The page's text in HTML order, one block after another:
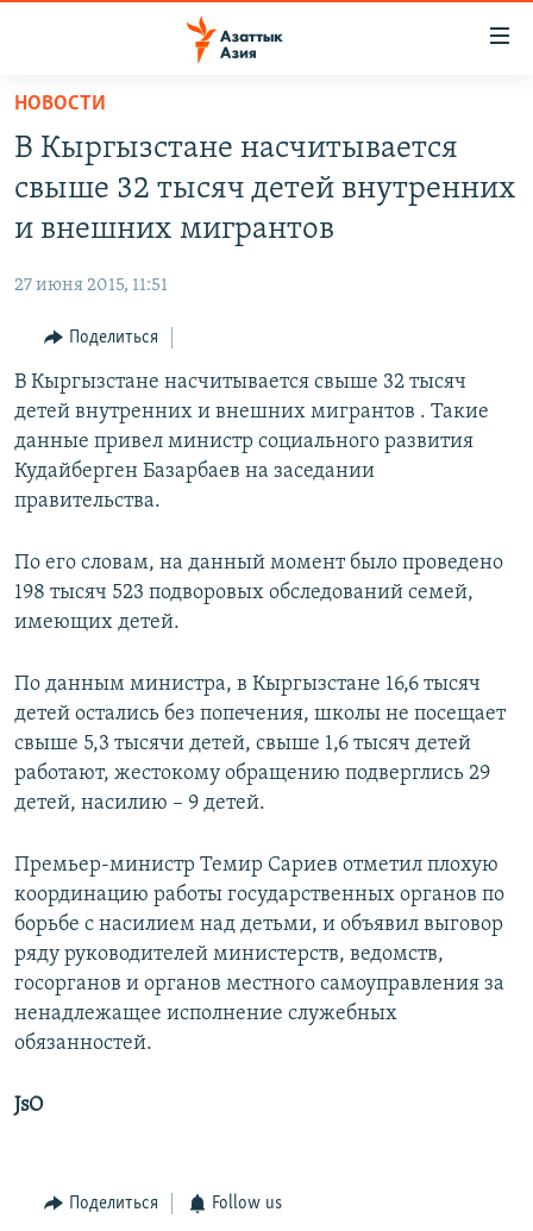
Вернуться
основному
содержанию
главной
Вернутся
поиску
КАЗАХСТАН
ТАДЖИКИСТАН
НОВОСТИ
КЫРГЫЗЧА
ЎЗБЕКЧА
ТОҶИКӢ
TÜRKMENÇE
Все сайты РСЕ/РС
НОВОСТИ
В Кыргызстане насчитывается
свыше 32 тысяч детей внутренних
и внешних мигрантов
27 июня 2015, 11:51
Поделиться
В Кыргызстане насчитывается свыше 32 тысяч
детей внутренних и внешних мигрантов . Такие
данные привел министр социального развития
Кудайберген Базарбаев на заседании
правительства.
По его словам, на данный момент было проведено
198 тысяч 523 подворовых обследований семей,
имеющих детей.
По данным министра, в Кыргызстане 16,6 тысяч
детей остались без попечения, школы не посещает
свыше 5,3 тысячи детей, свыше 1,6 тысяч детей
работают, жестокому обращению подверглись 29
детей, насилию – 9 детей.
Премьер-министр Темир Сариев отметил плохую
координацию работы государственных органов по
борьбе с насилием над детьми, и объявил выговор
ряду руководителей министерств, ведомств,
госорганов и органов местного самоуправления за
ненадлежащее исполнение служебных
обязанностей.
JsO
Поделиться Follow us